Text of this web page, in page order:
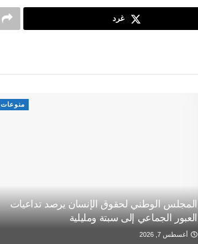
غرد
منوعات
المجلس الوطني لحقوق الإنسان يرصد تداعيات
العبور الجماعي إلى سبتة ومليلية
أغسطس 7, 2026